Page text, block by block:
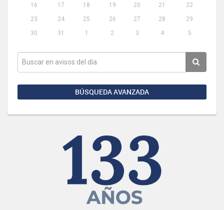
16
17 18 19 20 21
22
23
24 25 26 27 28
29
30
31 1 2 3 4 5
BÚSQUEDA AVANZADA